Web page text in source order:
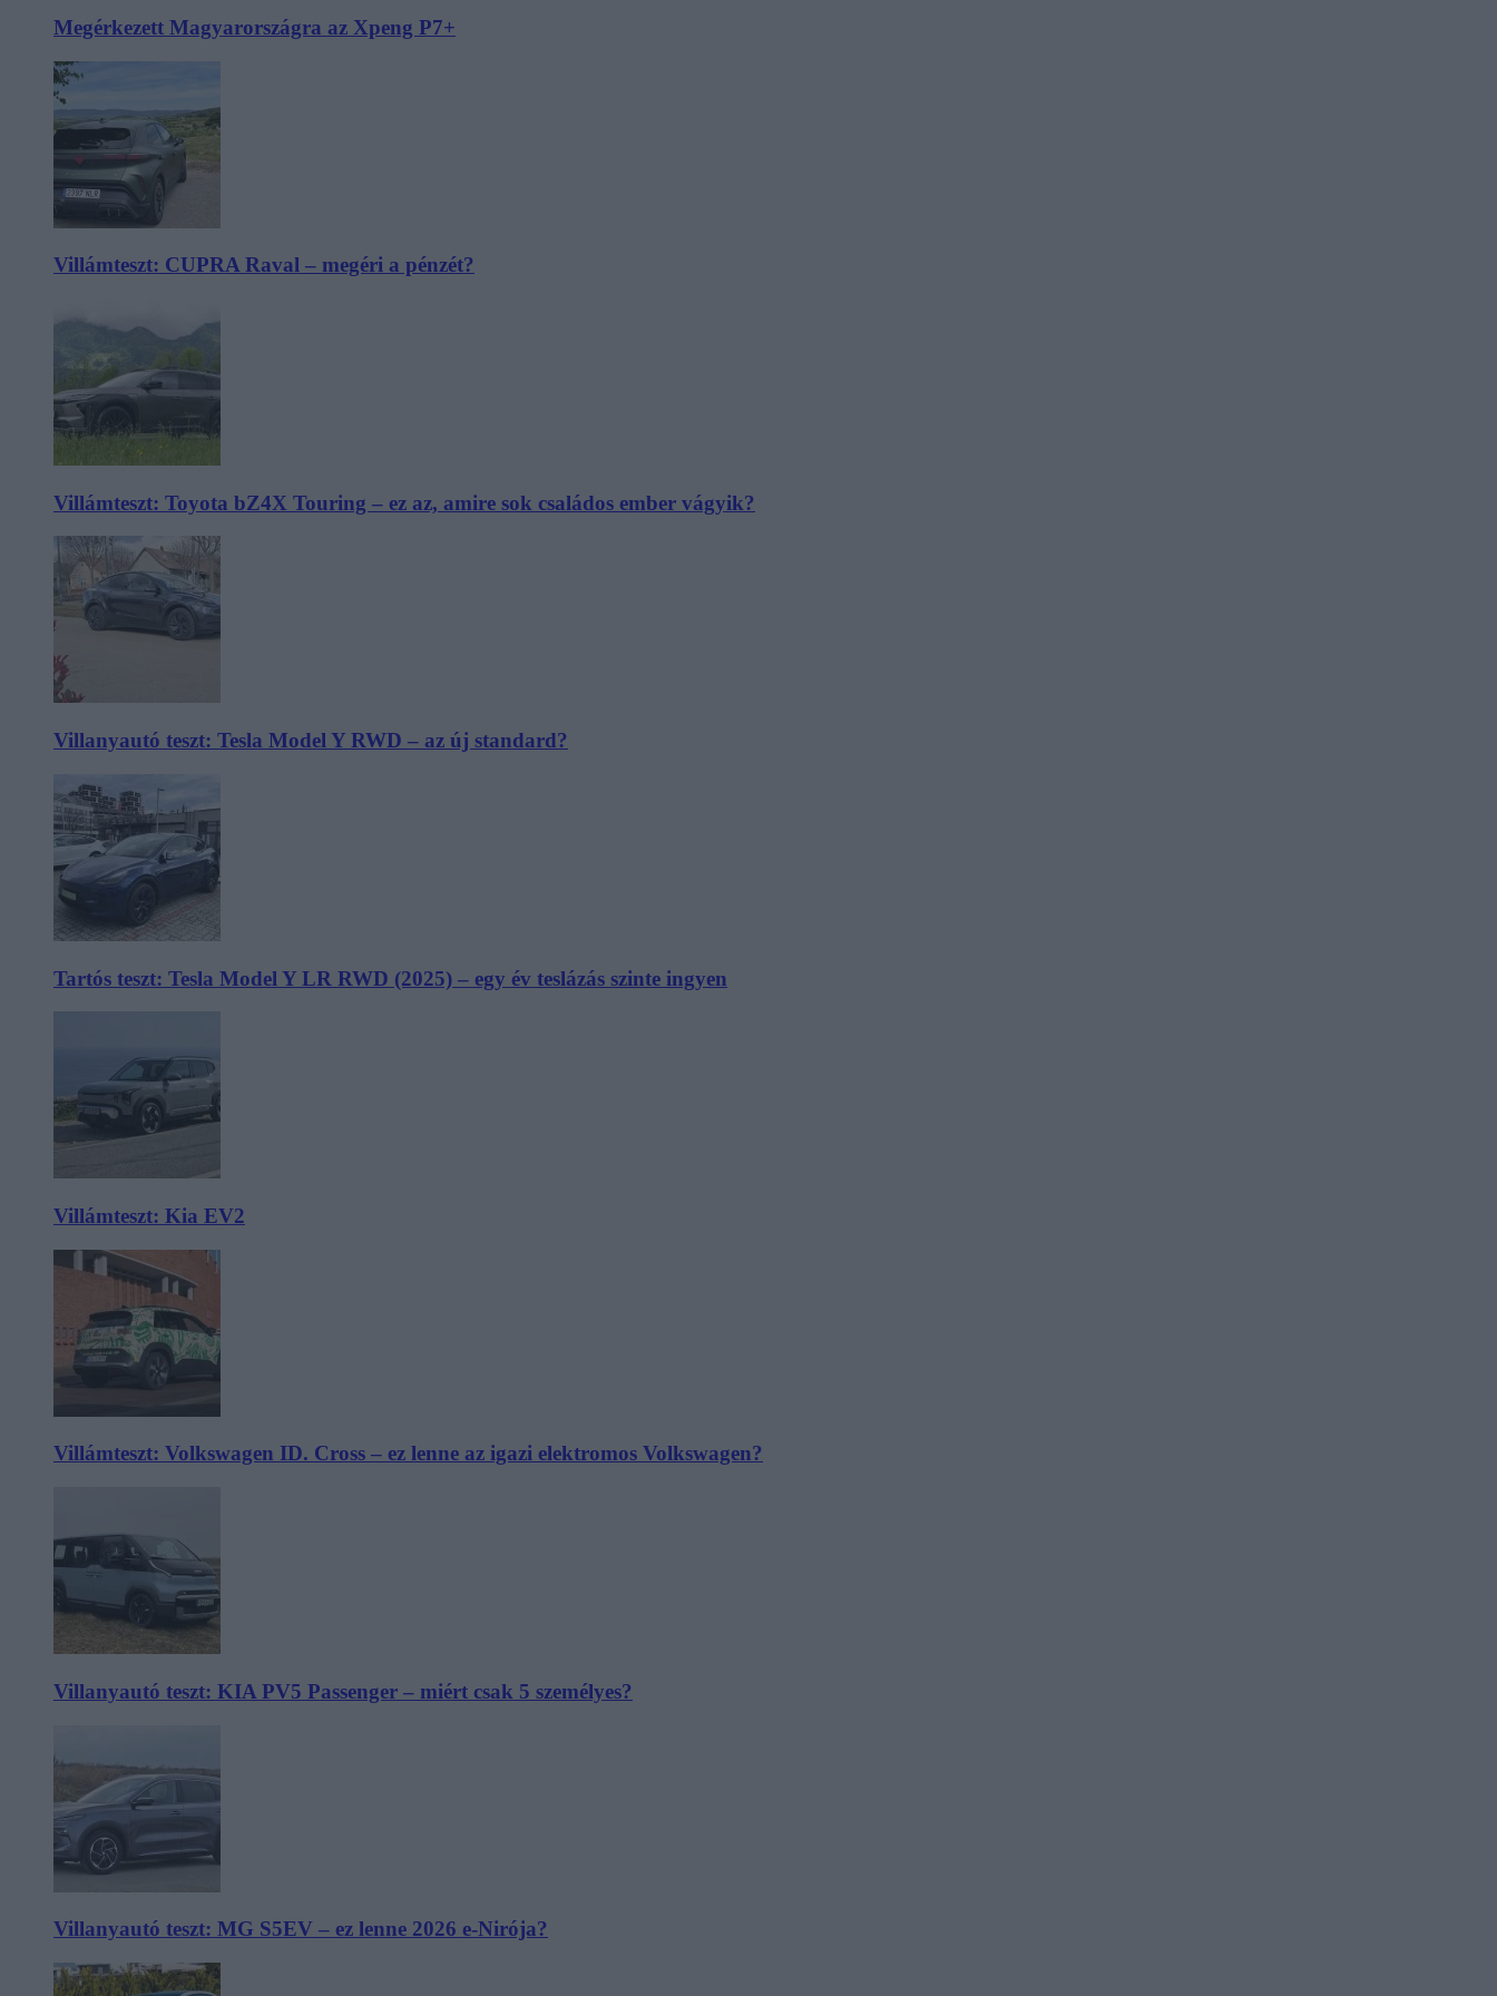
Megérkezett Magyarországra az Xpeng P7+
Villámteszt: CUPRA Raval – megéri a pénzét?
Villámteszt: Toyota bZ4X Touring – ez az, amire sok családos ember vágyik?
Villanyautó teszt: Tesla Model Y RWD – az új standard?
Tartós teszt: Tesla Model Y LR RWD (2025) – egy év teslázás szinte ingyen
Villámteszt: Kia EV2
Villámteszt: Volkswagen ID. Cross – ez lenne az igazi elektromos Volkswagen?
Villanyautó teszt: KIA PV5 Passenger – miért csak 5 személyes?
Villanyautó teszt: MG S5EV – ez lenne 2026 e-Nirója?